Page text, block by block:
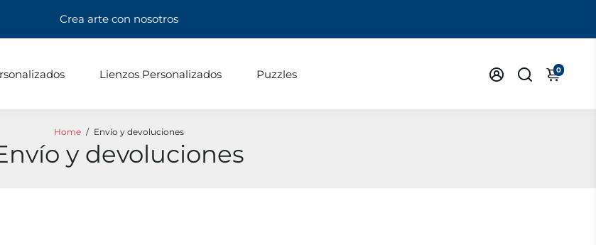
Crea arte con nosotros
Lienzos Personalizados Puzzles 0
Home / Envío y devoluciones
y devoluciones